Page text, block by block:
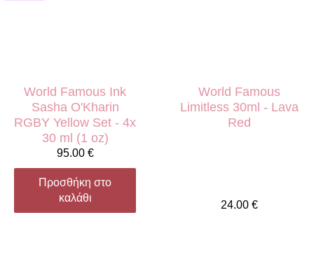
World Famous Ink
Sasha O'Kharin
RGBY Yellow Set - 4x
30 ml (1 oz)
95.00 €
Προσθήκη στο
καλάθι
World Famous
Limitless 30ml - Lava
Red
24.00 €